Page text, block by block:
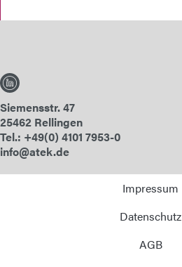
Siemensstr. 47
25462 Rellingen
Tel.: +49(0) 4101 7953-0
info@atek.de
Impressum
Datenschutz
AGB